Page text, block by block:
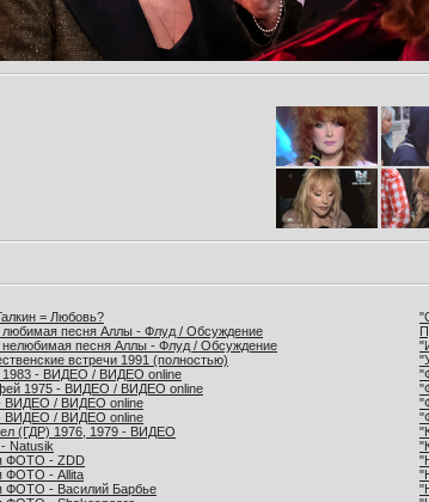
= Любовь?
песня Аллы - Флуд / Обсуждение
песня Аллы - Флуд / Обсуждение
встречи 1991 (полностью)
1983 - ВИДЕО / ВИДЕО online
1975 - ВИДЕО / ВИДЕО online
ВИДЕО / ВИДЕО online
ВИДЕО / ВИДЕО online
(ГДР) 1976, 1979 - ВИДЕО
Natusik
ФОТО - ZDD
ФОТО - Allita
ФОТО - Василий Барбье